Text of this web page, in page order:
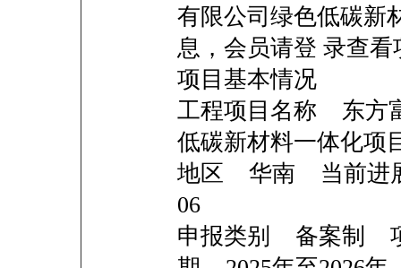
有限公司绿色低碳新
息，会员请登 录查看
项目基本情况
工程项目名称 东方
低碳新材料一体化
地区 华南 当前进
06
申报类别 备案制